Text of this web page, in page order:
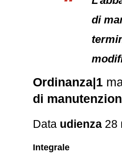
di
Ordinanza|1
di
Data udienza 28
Integrale